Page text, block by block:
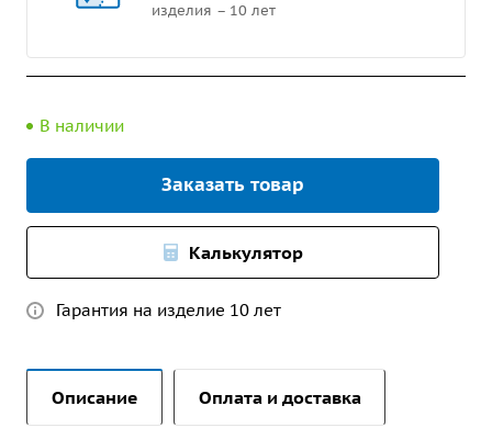
изделия – 10 лет
В наличии
Заказать товар
Калькулятор
Гарантия на изделие 10 лет
Описание Оплата и доставка